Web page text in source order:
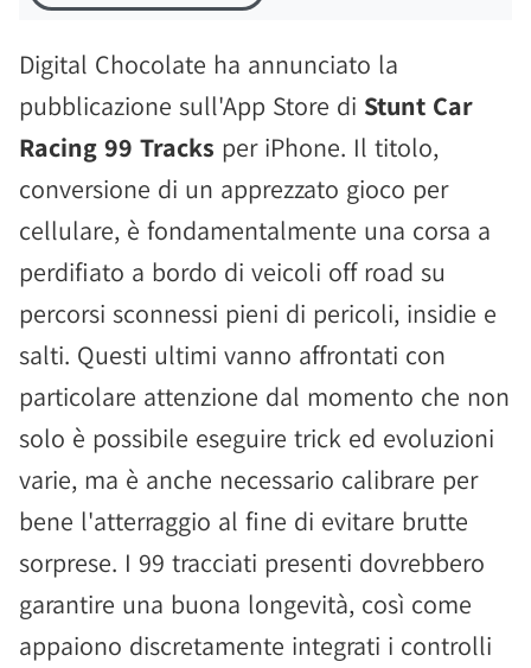
Digital Chocolate ha annunciato la
pubblicazione sull'App Store di Stunt Car
Racing 99 Tracks per iPhone. Il titolo,
conversione di un apprezzato gioco per
cellulare, è fondamentalmente una corsa a
perdifiato a bordo di veicoli off road su
percorsi sconnessi pieni di pericoli, insidie e
salti. Questi ultimi vanno affrontati con
particolare attenzione dal momento che non
solo è possibile eseguire trick ed evoluzioni
varie, ma è anche necessario calibrare per
bene l'atterraggio al fine di evitare brutte
sorprese. I 99 tracciati presenti dovrebbero
garantire una buona longevità, così come
appaiono discretamente integrati i controlli